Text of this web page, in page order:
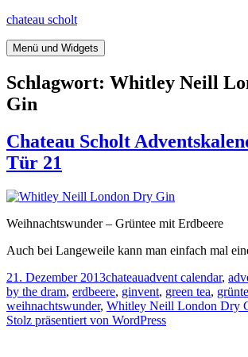
Springe
Inhalt
chateau scholt
Menü und Widgets
Schlagwort: Whitley Neill
Gin
Chateau Scholt
Tür 21
Weihnachtswunder – Grüntee mit Erdbeere
Auch bei Langeweile kann man einfach mal
Veröffentlicht
am
21. Dezember 2013Kategorien
chateauTags
advent calendar,
by the dram, erdbeere, ginvent, green tea,
weihnachtswunder, Whitley Neill London Dry
Stolz präsentiert von WordPress